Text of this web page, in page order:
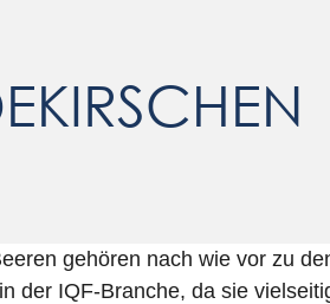
gehören nach wie vor zu
der IQF-Branche, da sie